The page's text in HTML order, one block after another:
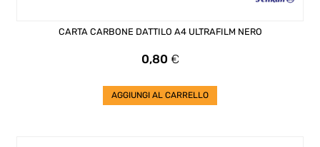
CARTA CARBONE DATTILO A4 ULTRAFILM NERO
Prezzo
0,80 €
AGGIUNGI AL CARRELLO